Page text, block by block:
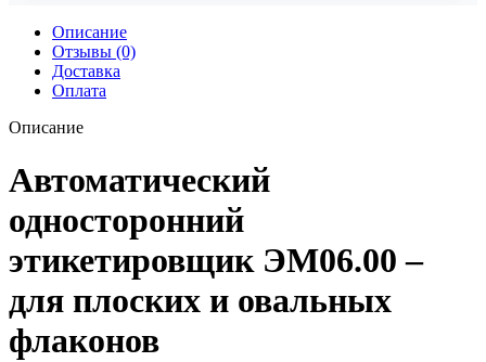
Описание
Отзывы (0)
Доставка
Оплата
Описание
Автоматический
односторонний
этикетировщик ЭМ06.00 –
для плоских и овальных
флаконов